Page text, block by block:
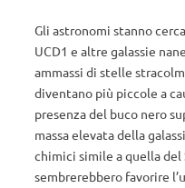
Gli astronomi stanno
UCD1 e altre galassie
ammassi di stelle
diventano più piccole a
presenza del buco nero
massa elevata della
chimici simile a quella
sembrerebbero favorire